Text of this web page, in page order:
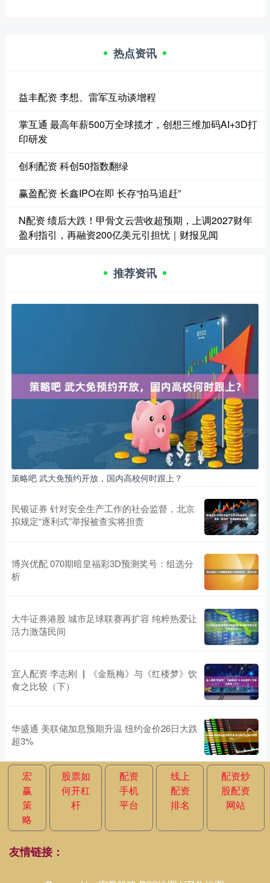
热点资讯
益丰配资 李想、雷军互动谈增程
掌互通 最高年薪500万全球揽才，创想三维加码AI+3D打
印研发
创利配资 科创50指数翻绿
赢盈配资 长鑫IPO在即 长存“拍马追赶”
N配资 绩后大跌！甲骨文云营收超预期，上调2027财年
盈利指引，再融资200亿美元引担忧｜财报见闻
推荐资讯
策略吧 武大免预约开放，国内高校何时跟上？
民银证券 针对安全生产工作的社会监督，北京
拟规定“逐利式”举报被查实将担责
博兴优配 070期暗皇福彩3D预测奖号：组选分
析
大牛证券港股 城市足球联赛再扩容 纯粹热爱让
活力激荡民间
宜人配资 李志刚 ▏《金瓶梅》与《红楼梦》饮
食之比较（下）
华盛通 美联储加息预期升温 纽约金价26日大跌
超3%
宏
赢
策
略
股票如
何开杠
杆
配资
手机
平台
线上
配资
排名
配资炒
股配资
网站
友情链接：